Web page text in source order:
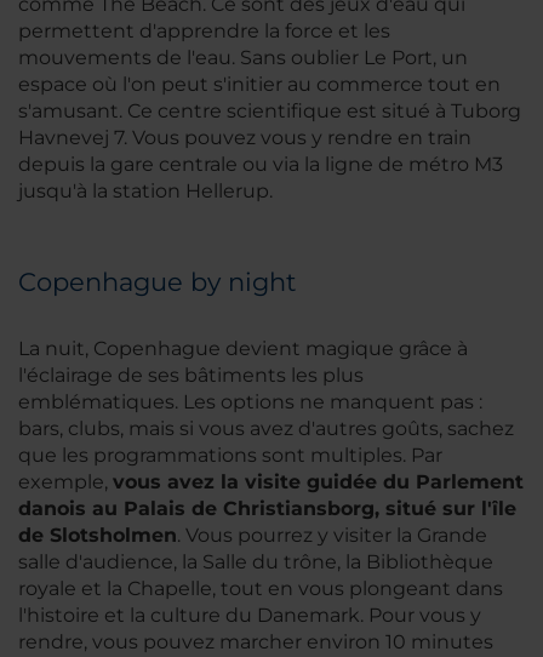
permettent d'apprendre la force et les
mouvements de l'eau. Sans oublier Le Port, un
espace où l'on peut s'initier au commerce tout en
s'amusant. Ce centre scientifique est situé à Tuborg
Havnevej 7. Vous pouvez vous y rendre en train
depuis la gare centrale ou via la ligne de métro M3
jusqu'à la station Hellerup.
Copenhague by night
La nuit, Copenhague devient magique grâce à
l'éclairage de ses bâtiments les plus
emblématiques. Les options ne manquent pas :
bars, clubs, mais si vous avez d'autres goûts, sachez
que les programmations sont multiples. Par
exemple, vous avez la visite guidée du Parlement
danois au Palais de Christiansborg, situé sur l'île
de Slotsholmen. Vous pourrez y visiter la Grande
salle d'audience, la Salle du trône, la Bibliothèque
royale et la Chapelle, tout en vous plongeant dans
l'histoire et la culture du Danemark. Pour vous y
rendre, vous pouvez marcher environ 10 minutes